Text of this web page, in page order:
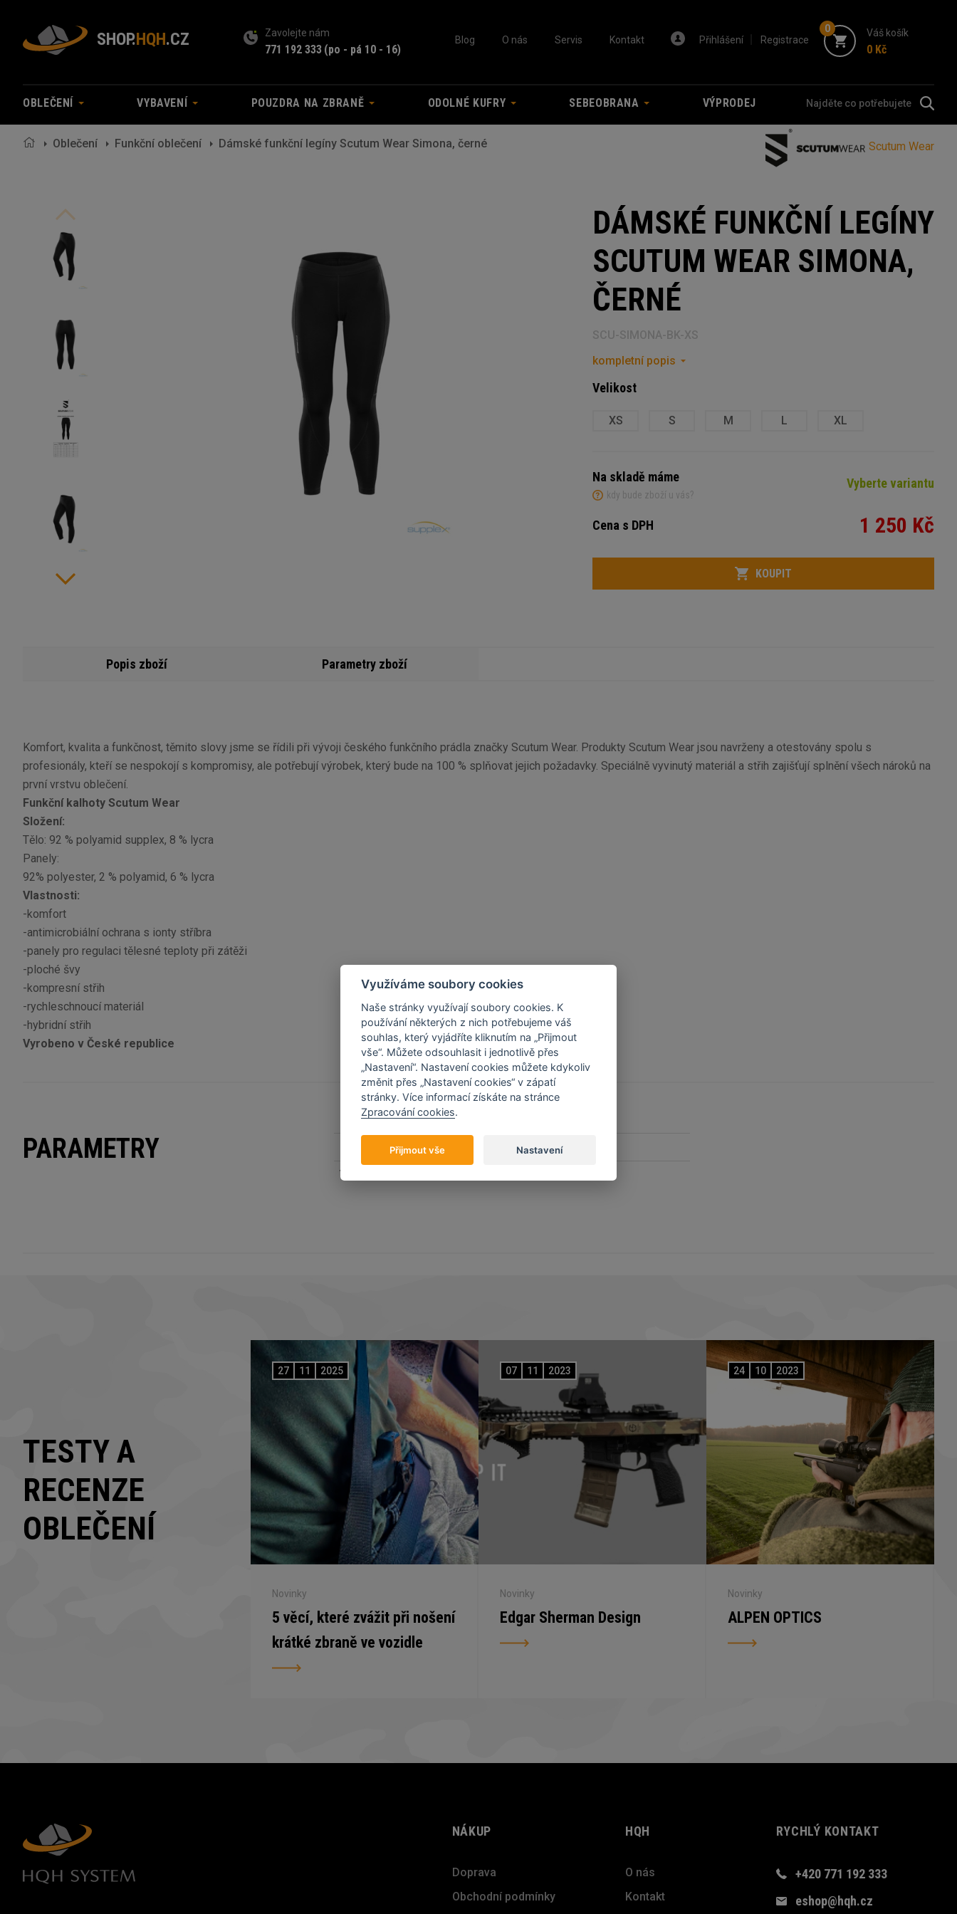
SHOP.HQH.CZ Zavolejte nám
771 192 333 (po - pá 10 - 16)
Blog O nás Servis Kontakt Přihlášení Registrace
0 Váš košík
0 Kč
OBLEČENÍ VYBAVENÍ POUZDRA NA ZBRANĚ ODOLNÉ KUFRY SEBEOBRANA VÝPRODEJ
Oblečení Funkční oblečení Dámské funkční legíny Scutum Wear Simona, černé Scutum Wear
DÁMSKÉ FUNKČNÍ LEGÍNY
SCUTUM WEAR SIMONA,
ČERNÉ
SCU-SIMONA-BK-XS
kompletní popis
Velikost
XS S M L XL
Na skladě máme
kdy bude zboží u vás?
Vyberte variantu
Cena s DPH 1 250 Kč
Počet
Variant
KOUPIT
Popis zboží Parametry zboží
Komfort, kvalita a funkčnost, těmito slovy jsme se řídili při vývoji českého funkčního prádla značky Scutum Wear. Produkty Scutum Wear jsou navrženy a otestovány spolu s
profesionály, kteří se nespokojí s kompromisy, ale potřebují výrobek, který bude na 100 % splňovat jejich požadavky. Speciálně vyvinutý materiál a střih zajišťují splnění všech nároků na
první vrstvu oblečení.
Funkční kalhoty Scutum Wear
Složení:
Tělo: 92 % polyamid supplex, 8 % lycra
Panely:
92% polyester, 2 % polyamid, 6 % lycra
Vlastnosti:
-komfort
-antimicrobiální ochrana s ionty stříbra
-panely pro regulaci tělesné teploty při zátěži
-ploché švy
-kompresní střih
-rychleschnoucí materiál
-hybridní střih
Vyrobeno v České republice
PARAMETRY
Velikost
TESTY A
RECENZE
OBLEČENÍ
27 11 2025
Novinky
5 věcí, které zvážit při nošení
krátké zbraně ve vozidle
07 11 2023
Novinky
Edgar Sherman Design
24 10 2023
Novinky
ALPEN OPTICS
NÁKUP
Doprava
Obchodní podmínky
HQH
O nás
Kontakt
RYCHLÝ KONTAKT
+420 771 192 333
eshop@hqh.cz
Využíváme soubory cookies
Naše stránky využívají soubory cookies. K
používání některých z nich potřebujeme váš
souhlas, který vyjádříte kliknutím na „Přijmout
vše“. Můžete odsouhlasit i jednotlivě přes
„Nastavení“. Nastavení cookies můžete kdykoliv
změnit přes „Nastavení cookies“ v zápatí
stránky. Více informací získáte na stránce
Zpracování cookies.
Přijmout vše Nastavení